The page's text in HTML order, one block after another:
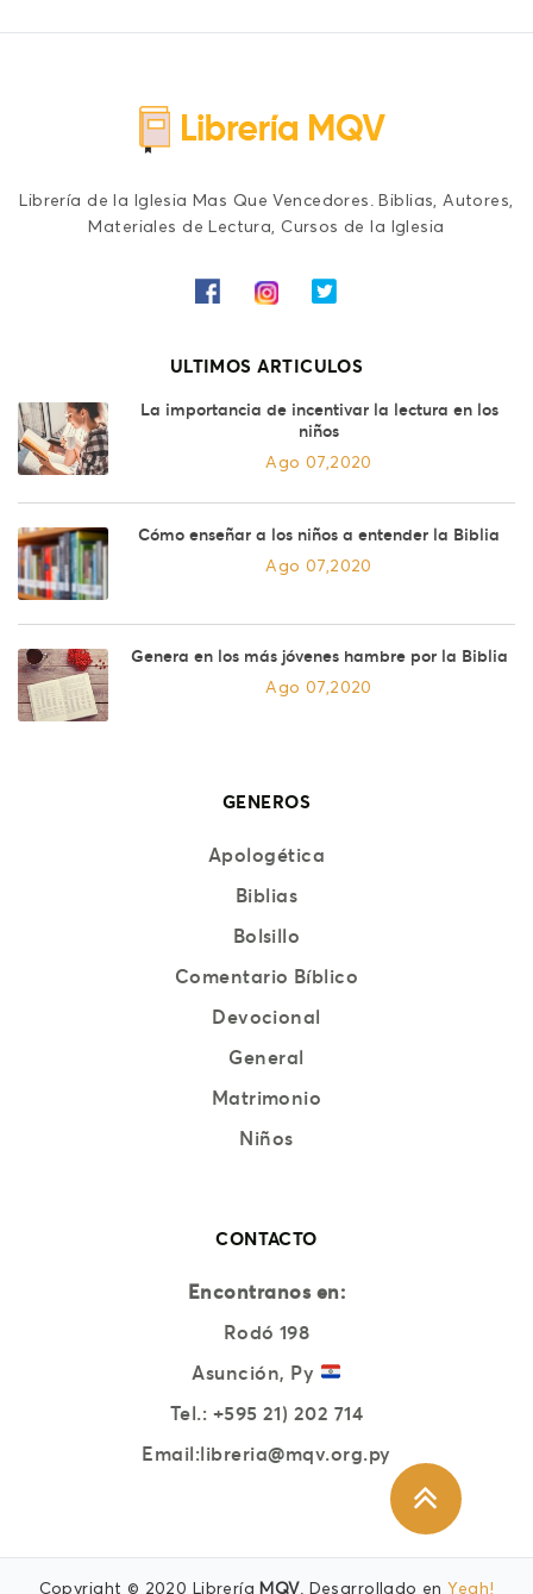
Librería de la Iglesia Mas Que Vencedores. Biblias, Autores,
Materiales de Lectura, Cursos de la Iglesia
ULTIMOS ARTICULOS
La importancia de incentivar la lectura en los
niños
Ago 07,2020
Cómo enseñar a los niños a entender la Biblia
Ago 07,2020
Genera en los más jóvenes hambre por la Biblia
Ago 07,2020
GENEROS
Apologética
Biblias
Bolsillo
Comentario Bíblico
Devocional
General
Matrimonio
Niños
CONTACTO
Encontranos en:
Rodó 198
Asunción, Py
Tel.: +595 21) 202 714
Email:libreria@mqv.org.py
Copyright © 2020 Librería MQV. Desarrollado enYeah!